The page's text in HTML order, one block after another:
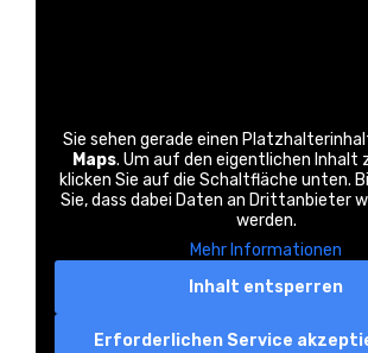
Sie sehen gerade einen
Maps. Um auf den eigentlichen Inhalt
klicken Sie auf die Schaltfläche unten.
Sie, dass dabei Daten an Drittanbieter
werden.
Mehr Informationen
Inhalt entsperren
Erforderlichen Service